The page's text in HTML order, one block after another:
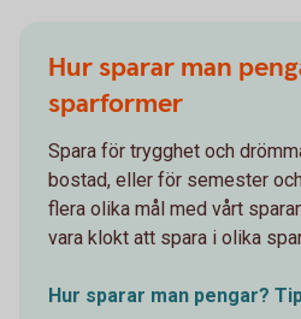
Hur sparar man
sparformer
Spara för trygghet och
bostad, eller för semester
flera olika mål med vårt
vara klokt att spara i olika
Hur sparar man pengar?